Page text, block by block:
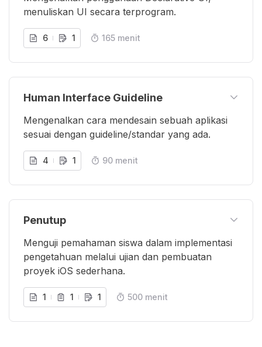
menuliskan UI secara terprogram.
6 1 165 menit
Human Interface Guideline
Mengenalkan cara mendesain sebuah aplikasi
sesuai dengan guideline/standar yang ada.
4 1 90 menit
Penutup
Menguji pemahaman siswa dalam implementasi
pengetahuan melalui ujian dan pembuatan
proyek iOS sederhana.
1 1 1 500 menit